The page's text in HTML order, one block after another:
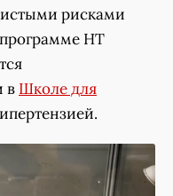
рисками
НТ
в Школе для